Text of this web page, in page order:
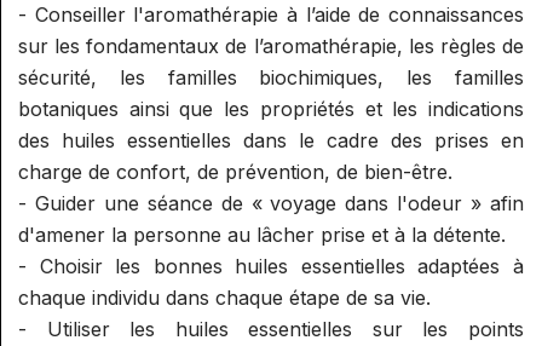
- Conseiller l'aromathérapie à l’aide de connaissances
sur les fondamentaux de l’aromathérapie, les règles de
sécurité, les familles biochimiques, les familles
botaniques ainsi que les propriétés et les indications
des huiles essentielles dans le cadre des prises en
charge de confort, de prévention, de bien-être.
- Guider une séance de « voyage dans l'odeur » afin
d'amener la personne au lâcher prise et à la détente.
- Choisir les bonnes huiles essentielles adaptées à
chaque individu dans chaque étape de sa vie.
- Utiliser les huiles essentielles sur les points